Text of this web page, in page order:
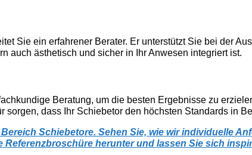
Sie ein erfahrener Berater. Er unterstützt Sie bei der
auch ästhetisch und sicher in Ihr Anwesen integriert ist.
Beratung, um die besten Ergebnisse zu
dass Ihr Schiebetor den höchsten Standards in
Schiebetore. Sehen Sie, wie wir individuelle
herunter und lassen Sie sich